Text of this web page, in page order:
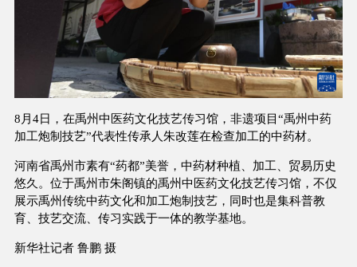
8月4日，在禹州中医药文化技艺传习馆，非遗项目“禹州中药
加工炮制技艺”代表性传承人朱改莲在检查加工的中药材。
河南省禹州市素有“药都”美誉，中药材种植、加工、贸易历史
悠久。位于禹州市朱阁镇的禹州中医药文化技艺传习馆，不仅
展示禹州传统中药文化和加工炮制技艺，同时也是集科普教
育、技艺交流、传习实践于一体的教学基地。
新华社记者 鲁鹏 摄